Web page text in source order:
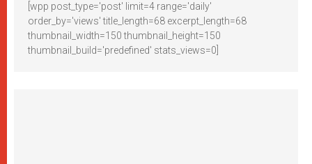
[wpp post_type='post' limit=4 range='daily'
order_by='views' title_length=68 excerpt_length=68
thumbnail_width=150 thumbnail_height=150
thumbnail_build='predefined' stats_views=0]